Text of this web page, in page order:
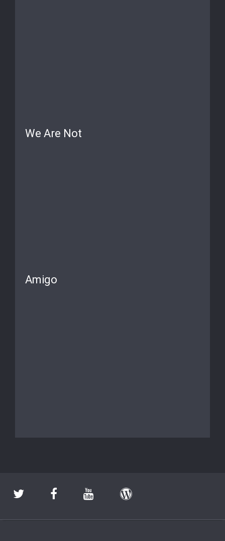
We Are Not
Amigo